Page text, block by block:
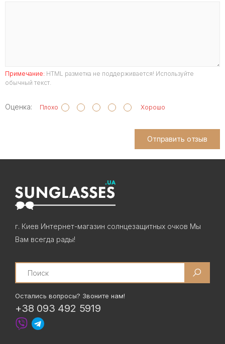
Примечание: HTML разметка не поддерживается! Используйте
обычный текст.
Оценка: Плохо Хорошо
Отправить отзыв
г. Киев Интернет-магазин солнцезащитных очков Мы
Вам всегда рады!
Search
Остались вопросы? Звоните нам!
+38 093 492 5919